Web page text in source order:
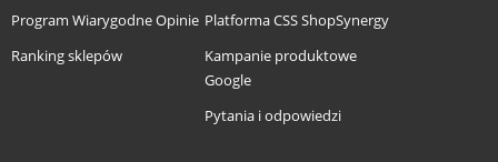
Program Wiarygodne Opinie
Ranking sklepów
Platforma CSS ShopSynergy
Kampanie produktowe
Google
Pytania i odpowiedzi